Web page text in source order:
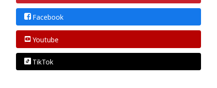
Facebook
Youtube
TikTok